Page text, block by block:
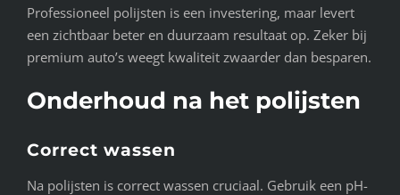
Professioneel polijsten is een investering, maar levert
een zichtbaar beter en duurzaam resultaat op. Zeker bij
premium auto’s weegt kwaliteit zwaarder dan besparen.
Onderhoud na het polijsten
Correct wassen
Na polijsten is correct wassen cruciaal. Gebruik een pH-